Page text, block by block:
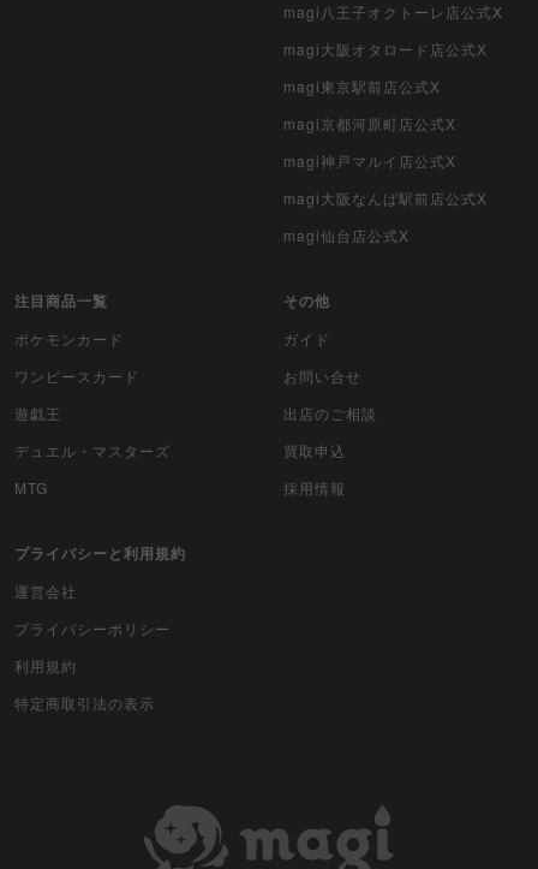
magi八王子オクトーレ店公式X
magi大阪オタロード店公式X
magi東京駅前店公式X
magi京都河原町店公式X
magi神戸マルイ店公式X
magi大阪なんば駅前店公式X
magi仙台店公式X
注目商品一覧
ポケモンカード
ワンピースカード
遊戯王
デュエル・マスターズ
MTG
その他
ガイド
お問い合せ
出店のご相談
買取申込
採用情報
プライバシーと利用規約
運営会社
プライバシーポリシー
利用規約
特定商取引法の表示